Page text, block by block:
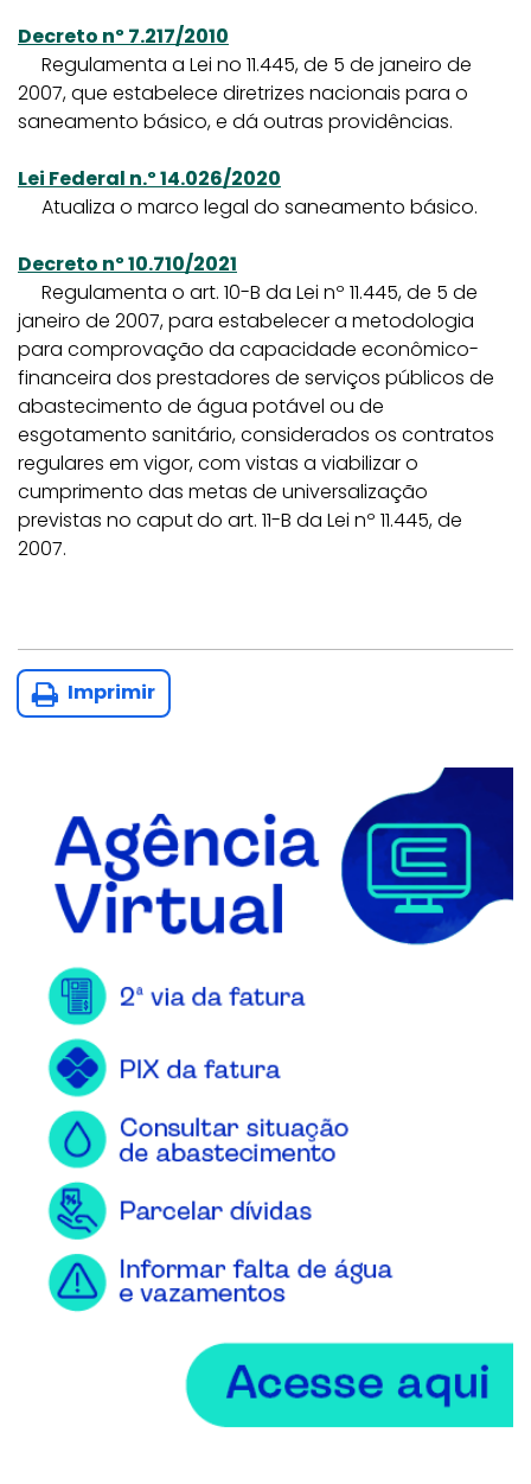
Decreto nº 7.217/2010
Regulamenta a Lei no 11.445, de 5 de janeiro de
2007, que estabelece diretrizes nacionais para o
saneamento básico, e dá outras providências.
Lei Federal n.º 14.026/2020
Atualiza o marco legal do saneamento básico.
Decreto nº 10.710/2021
Regulamenta o art. 10-B da Lei nº 11.445, de 5 de
janeiro de 2007, para estabelecer a metodologia
para comprovação da capacidade econômico-
financeira dos prestadores de serviços públicos de
abastecimento de água potável ou de
esgotamento sanitário, considerados os contratos
regulares em vigor, com vistas a viabilizar o
cumprimento das metas de universalização
previstas no caputdo art. 11-B da Lei nº 11.445, de
2007.
Imprimir